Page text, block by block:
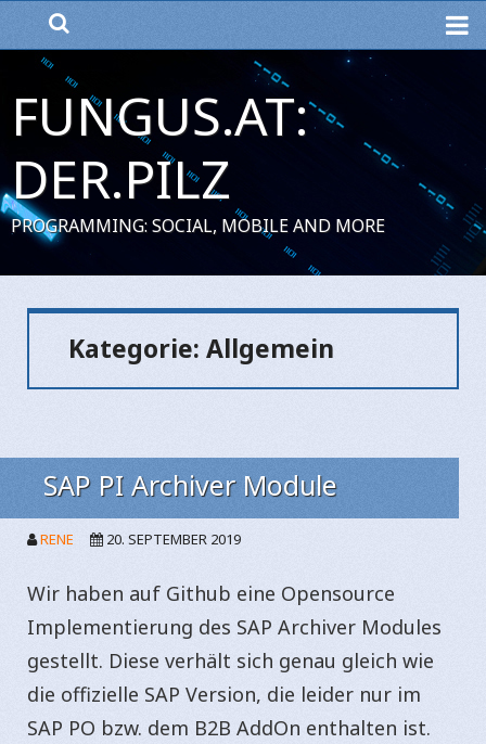
FUNGUS.AT:
DER.PILZ
PROGRAMMING: SOCIAL, MOBILE AND MORE
Kategorie: Allgemein
SAP PI Archiver Module
RENE 20. SEPTEMBER 2019
Wir haben auf Github eine Opensource
Implementierung des SAP Archiver Modules
gestellt. Diese verhält sich genau gleich wie
die offizielle SAP Version, die leider nur im
SAP PO bzw. dem B2B AddOn enthalten ist.